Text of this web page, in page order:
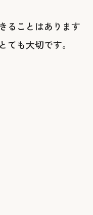
ることはあります
も大切です。